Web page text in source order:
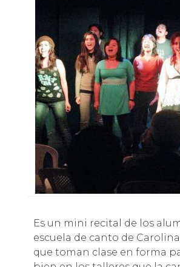
Es un mini recital de los alumnos de la
escuela de canto de
que toman clase en forma